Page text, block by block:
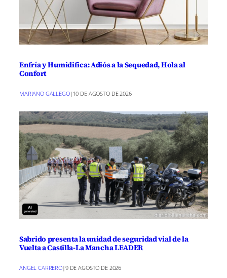
Enfría y Humidifica: Adiós a la Sequedad, Hola al
Confort
MARIANO GALLEGO| 10 DE AGOSTO DE 2026
Sabrido presenta la unidad de seguridad vial de la
Vuelta a Castilla-La Mancha LEADER
ANGEL CARRERO|9 DE AGOSTO DE 2026